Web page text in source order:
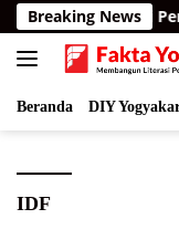
Langsung
ke
konten
Breaking News
Sumatra di
Beranda DIY
IDF